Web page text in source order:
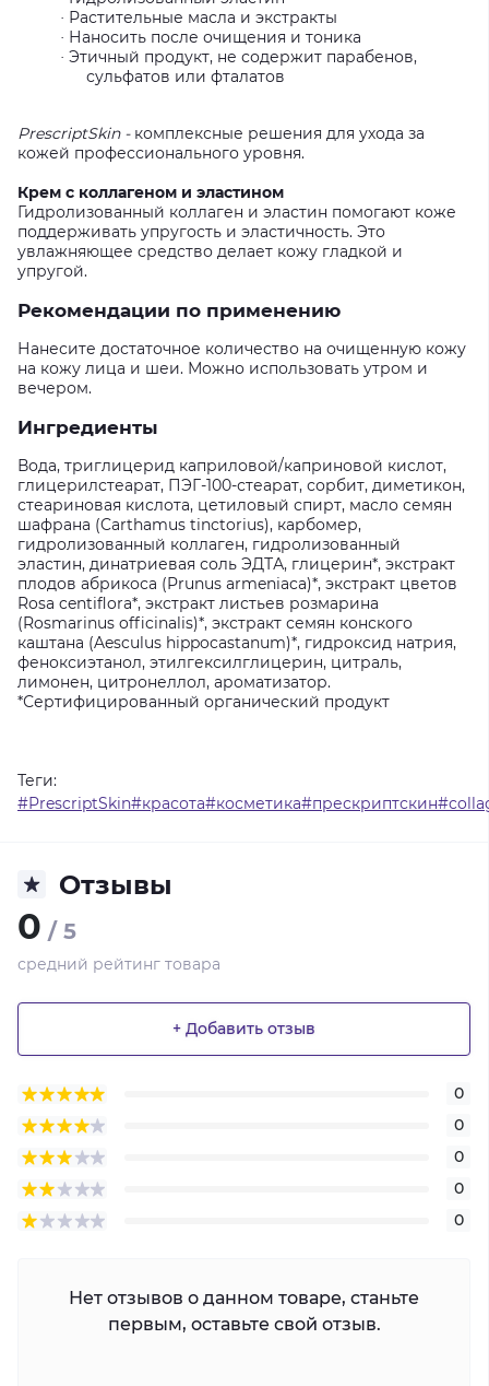
· Растительные масла и экстракты
· Наносить после очищения и тоника
· Этичный продукт, не содержит парабенов,
сульфатов или фталатов
PrescriptSkin - комплексные решения для ухода за
кожей профессионального уровня.
Крем с коллагеном и эластином
Гидролизованный коллаген и эластин помогают коже
поддерживать упругость и эластичность. Это
увлажняющее средство делает кожу гладкой и
упругой.
Рекомендации по применению
Нанесите достаточное количество на очищенную кожу
на кожу лица и шеи. Можно использовать утром и
вечером.
Ингредиенты
Вода, триглицерид каприловой/каприновой кислот,
глицерилстеарат, ПЭГ-100-стеарат, сорбит, диметикон,
стеариновая кислота, цетиловый спирт, масло семян
шафрана (Carthamus tinctorius), карбомер,
гидролизованный коллаген, гидролизованный
эластин, динатриевая соль ЭДТА, глицерин*, экстракт
плодов абрикоса (Prunus armeniaca)*, экстракт цветов
Rosa centiflora*, экстракт листьев розмарина
(Rosmarinus officinalis)*, экстракт семян конского
каштана (Aesculus hippocastanum)*, гидроксид натрия,
феноксиэтанол, этилгексилглицерин, цитраль,
лимонен, цитронеллол, ароматизатор.
*Сертифицированный органический продукт
Теги:
Отзывы
0 / 5
средний рейтинг товара
+ Добавить отзыв
0
0
0
0
0
Нет отзывов о данном товаре, станьте
первым, оставьте свой отзыв.